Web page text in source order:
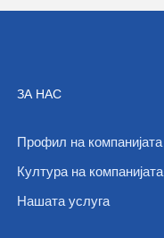
ЗА НАС
Профил на компанијата
Култура на компанијата
Нашата услуга